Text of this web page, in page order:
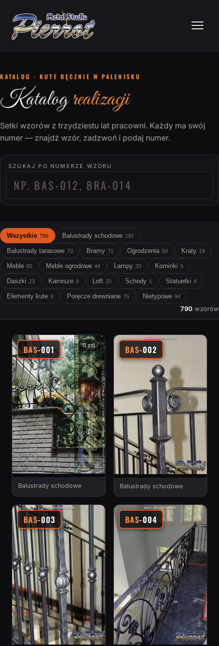
KATALOG · KUTE RĘCZNIE W PALENISKU
Katalogrealizacji
Setki wzorów z trzydziestu lat pracowni. Każdy ma swój
numer — znajdź wzór, zadzwoń i podaj numer.
SZUKAJ PO NUMERZE WZORU
Wszystkie 790 Balustrady schodowe 197
Balustrady tarasowe 73 Bramy 71 Ogrodzenia 50 Kraty 19
Meble 65 Meble ogrodowe 44 Lampy 33 Kominki 6
Daszki 23 Karnisze 9 Loft 20 Schody 1 Statuetki 4
Elementy kute 6 Poręcze drewniane 75 Nietypowe 94
790 wzorów
BAS-001 11 zdj.
Balustrady schodowe
BAS-002
Balustrady schodowe
BAS-003 BAS-004